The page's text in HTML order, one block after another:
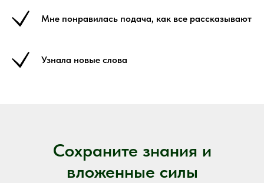
Мне понравилась подача, как все рассказывают
Узнала новые слова
Сохраните знания и
вложенные силы